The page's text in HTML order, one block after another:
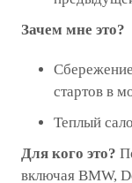
Зачем мне это?
стартов в
Теплый
Для кого это?
включая BMW,